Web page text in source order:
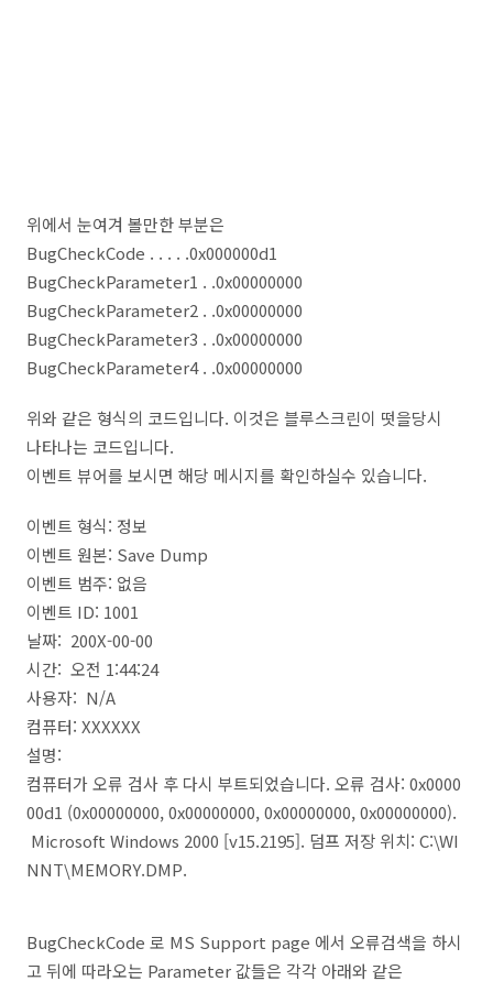
위에서 눈여겨 볼만한 부분은
BugCheckCode . . . . .0x000000d1
BugCheckParameter1 . .0x00000000
BugCheckParameter2 . .0x00000000
BugCheckParameter3 . .0x00000000
BugCheckParameter4 . .0x00000000
위와 같은 형식의 코드입니다. 이것은 블루스크린이 떳을당시
나타나는 코드입니다.
이벤트 뷰어를 보시면 해당 메시지를 확인하실수 있습니다.
이벤트 형식: 정보
이벤트 원본: Save Dump
이벤트 범주: 없음
이벤트 ID: 1001
날짜: 200X-00-00
시간: 오전 1:44:24
사용자: N/A
컴퓨터: XXXXXX
설명:
컴퓨터가 오류 검사 후 다시 부트되었습니다. 오류 검사: 0x0000
00d1 (0x00000000, 0x00000000, 0x00000000, 0x00000000).
Microsoft Windows 2000 [v15.2195]. 덤프 저장 위치: C:\WI
NNT\MEMORY.DMP.
BugCheckCode 로 MS Support page 에서 오류검색을 하시
고 뒤에 따라오는 Parameter 값들은 각각 아래와 같은